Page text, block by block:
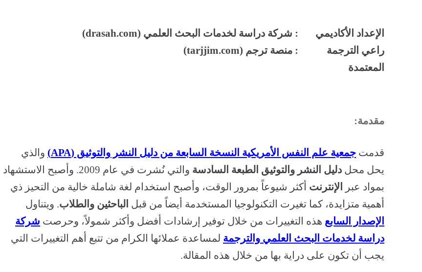
الإعداد الأكاديمي : شركة دراسة لخدمات البحث العلمي (drasah.com
)
راعي الترجمة
المعتمدة
: منصة ترجم (tarjjim.com
)
مقدمة:
قدمت جمعية علم النفس الأمريكية النسخة السابعة من دليل النشر والتوثيق (APA)
والذي
يحل محل دليل النشر والتوثيق الطبعة السادسة
والتي نُشرت في عام 2009. وأصبح الاستشهاد
بمواد عبر
الإنترنت أكثر شيوعاً بمرور الوقت، وأصبح استخدام لغة شاملة خالية من التحيز ذي
أهمية متزايدة، كما تغيرت التكنولوجيا المستخدمة أيضاً من قبل الباحثين والطلاب. ويتناول
الإصدار السابع هذه التغييرات من خلال توفير إرشادات أفضل وأكثر شمولاً، وحرصت شركة
دراسة لخدمات البحث العلمي والترجمة لمساعدة عملائها الكرام من تتبع أهم التغييرات التي
يجب أن تكون على دراية بها من خلال هذه المقالة.